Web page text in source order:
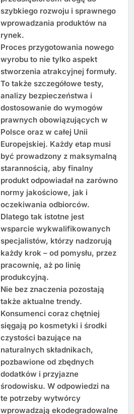
szybkiego rozwoju i sprawnego
wprowadzania produktów na
rynek.
Proces przygotowania nowego
wyrobu to nie tylko aspekt
stworzenia atrakcyjnej formuły.
To także szczegółowe testy,
analizy bezpieczeństwa i
dostosowanie do wymogów
prawnych obowiązujących w
Polsce oraz w całej Unii
Europejskiej. Każdy etap musi
być prowadzony z maksymalną
starannością, aby finalny
produkt odpowiadał na zarówno
normy jakościowe, jak i
oczekiwania odbiorców.
Dlatego tak istotne jest
wsparcie wykwalifikowanych
specjalistów, którzy nadzorują
każdy krok – od pomysłu, przez
pracownię, aż po linię
produkcyjną.
Nie bez znaczenia pozostają
także aktualne trendy.
Konsumenci coraz chętniej
sięgają po kosmetyki i środki
czystości bazujące na
naturalnych składnikach,
pozbawione od zbędnych
dodatków i przyjazne
środowisku. W odpowiedzi na
te potrzeby wytwórcy
wprowadzają ekodegradowalne